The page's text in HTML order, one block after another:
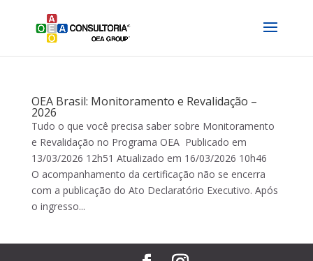
OEA Brasil: Monitoramento e Revalidação –
2026
Tudo o que você precisa saber sobre Monitoramento
e Revalidação no Programa OEA Publicado em
13/03/2026 12h51 Atualizado em 16/03/2026 10h46
O acompanhamento da certificação não se encerra
com a publicação do Ato Declaratório Executivo. Após
o ingresso...